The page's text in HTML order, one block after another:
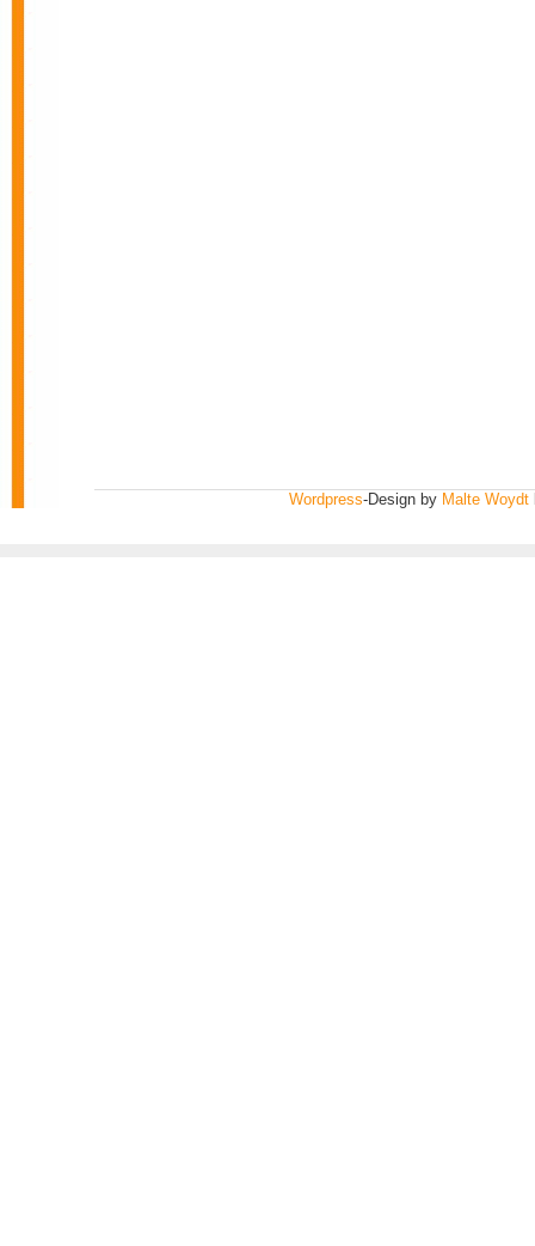
Wordpress-Design by Malte Woydt